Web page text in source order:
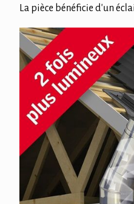
La pièce bénéficie d'un